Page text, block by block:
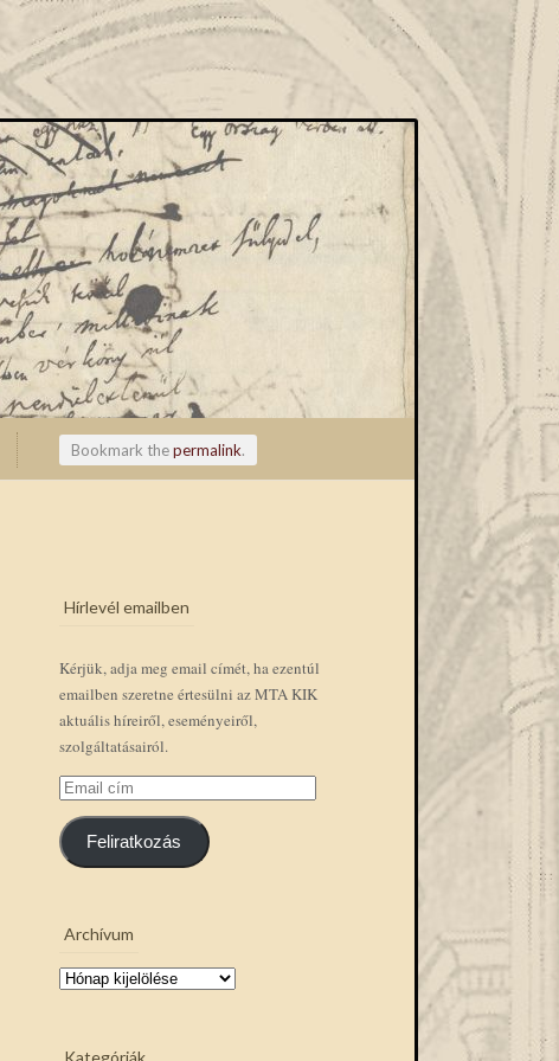
Bookmark thepermalink.
Hírlevél emailben
Kérjük, adja meg email címét, ha ezentúl
emailben szeretne értesülni az MTA KIK
aktuális híreiről, eseményeiről,
szolgáltatásairól.
Email
cím
Feliratkozás
Archívum
Kategóriák